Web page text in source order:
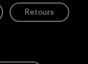
Retours